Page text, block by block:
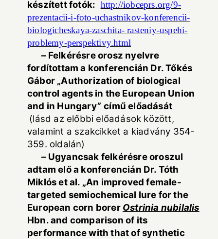
készített fotók: http://iobceprs.org/9-
prezentacii-i-foto-uchastnikov-konferencii-
biologicheskaya-zaschita- rasteniy-uspehi-
problemy-perspektivy.html
– Felkérésre orosz nyelvre
fordítottam a konferencián Dr. Tőkés
Gábor „Authorization of biological
control agents in the European Union
and in Hungary” című előadását
(lásd az előbbi előadások között,
valamint a szakcikket a kiadvány 354-
359. oldalán)
– Ugyancsak felkérésre oroszul
adtam elő a konferencián Dr. Tóth
Miklós et al. „An improved female-
targeted semiochemical lure for the
European corn borer Ostrinia nubilalis
Hbn. and comparison of its
performance with that of synthetic